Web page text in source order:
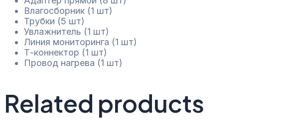
Влагосборник (1 шт)
Трубки (5 шт)
Увлажнитель (1 шт)
Линия мониторинга (1 шт)
Т-коннектор (1 шт)
Провод нагрева (1 шт)
Related products